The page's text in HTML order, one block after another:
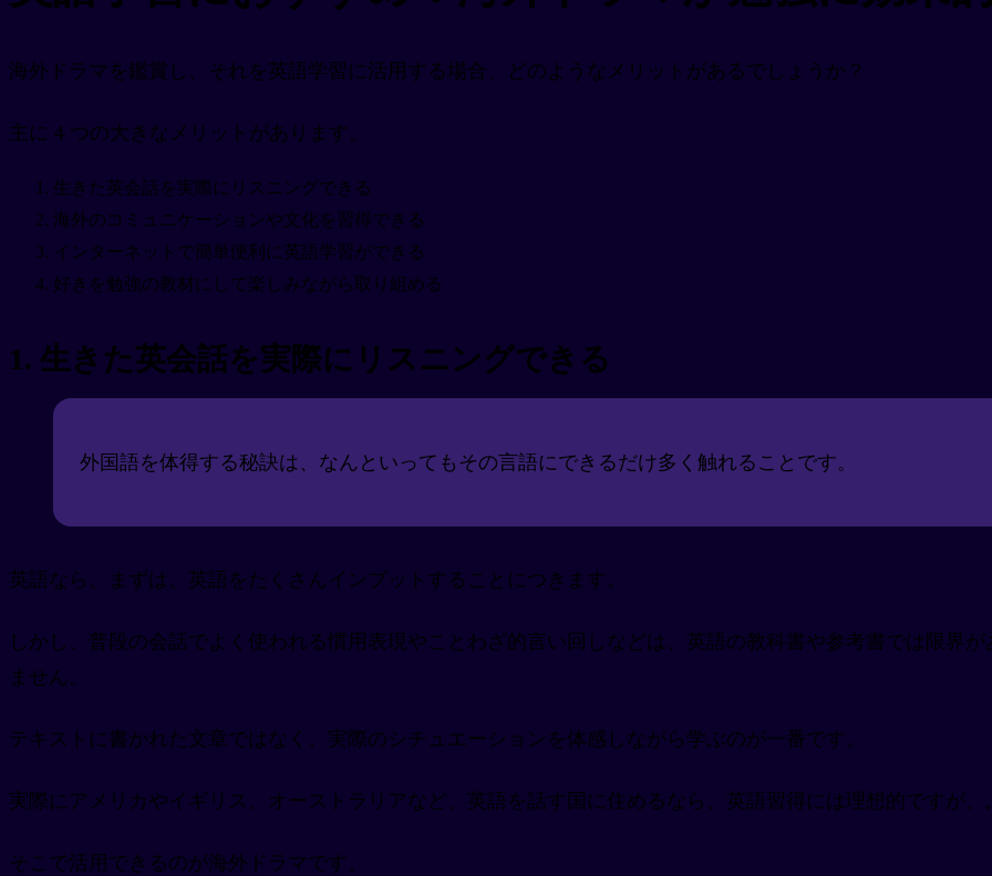
海外ドラマを鑑賞し、それを英語学習に活用する場合、どのようなメリットがあるでしょうか？
主に 4 つの大きなメリットがあります。
生きた英会話を実際にリスニングできる
海外のコミュニケーションや文化を習得できる
インターネットで簡単便利に英語学習ができる
好きを勉強の教材にして楽しみながら取り組める
1. 生きた英会話を実際にリスニングできる
外国語を体得する秘訣は、なんといってもその言語にできるだけ多く触れることです。
英語なら、まずは、英語をたくさんインプットすることにつきます。
しかし、普段の会話でよく使われる慣用表現やことわざ的言い回しなどは、英語の教科書や参考書では限界
ません。
テキストに書かれた文章ではなく、実際のシチュエーションを体感しながら学ぶのが一番です。
実際にアメリカやイギリス、オーストラリアなど、英語を話す国に住めるなら、英語習得には理想的ですが、
そこで活用できるのが海外ドラマです。